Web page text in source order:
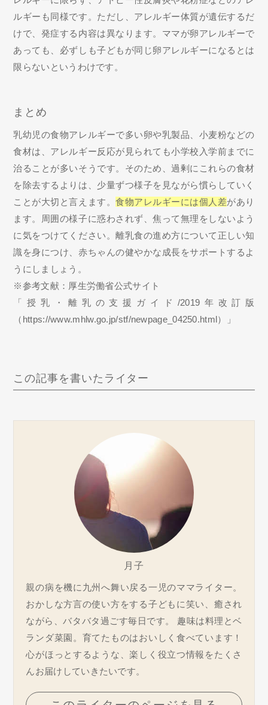
ルギーも同様です。ただし、アレルギー体質が遺伝するだ
けで、発症する内容は異なります。ママが卵アレルギーで
あっても、必ずしも子どもが同じ卵アレルギーになるとは
限らないというわけです。
まとめ
乳幼児の食物アレルギーで多い卵や乳製品、小麦粉などの
食材は、アレルギー反応が見られても小学校入学前までに
治ることが多いそうです。そのため、過剰にこれらの食材
を除去するよりは、少量ずつ様子を見ながら慣らしていく
ことが大切と言えます。食物アレルギーには個人差があり
ます。周囲の様子に惑わされず、焦って無理をしないよう
に気をつけてください。離乳食の進め方について正しい知
識を身につけ、赤ちゃんの健やかな成長をサポートするよ
うにしましょう。
※参考文献：厚生労働省公式サイト
「授乳・離乳の支援ガイド/2019年改訂版
（https://www.mhlw.go.jp/stf/newpage_04250.html）」
この記事を書いたライター
月子
親の病を機に九州へ舞い戻る一児のママライター。
おかしな方言の使い方をする子どもに笑い、癒され
ながら、バタバタ過ごす毎日です。 趣味は料理とベ
ランダ菜園。育てたものはおいしく食べています！
心がほっとするような、楽しく役立つ情報をたくさ
んお届けしていきたいです。